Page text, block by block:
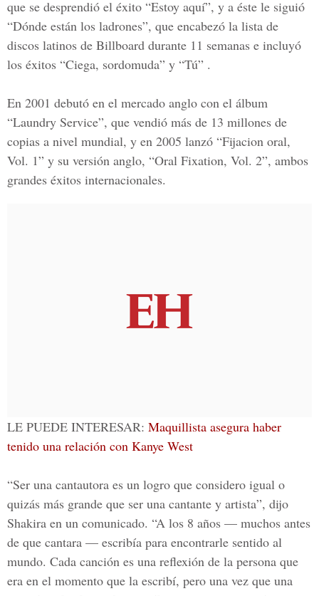
que se desprendió el éxito “Estoy aquí”, y a éste le siguió
“Dónde están los ladrones”, que encabezó la lista de
discos latinos de Billboard durante 11 semanas e incluyó
los éxitos “Ciega, sordomuda” y “Tú” .
En 2001 debutó en el mercado anglo con el álbum
“Laundry Service”, que vendió más de 13 millones de
copias a nivel mundial, y en 2005 lanzó “Fijacion oral,
Vol. 1” y su versión anglo, “Oral Fixation, Vol. 2”, ambos
grandes éxitos internacionales.
LE PUEDE INTERESAR: Maquillista asegura haber
tenido una relación con Kanye West
“Ser una cantautora es un logro que considero igual o
quizás más grande que ser una cantante y artista”, dijo
Shakira en un comunicado. “A los 8 años — muchos antes
de que cantara — escribía para encontrarle sentido al
mundo. Cada canción es una reflexión de la persona que
era en el momento que la escribí, pero una vez que una